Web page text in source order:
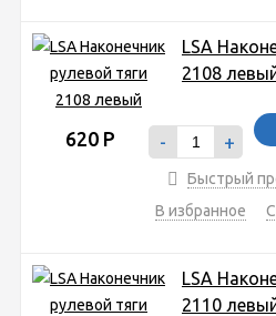
LSA
2108
620 Р - +
Быстрый
В избранное
LSA
2110